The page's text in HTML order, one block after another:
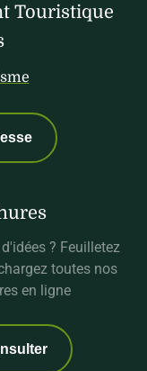
Touristique
? Feuilletez
toutes nos
en ligne